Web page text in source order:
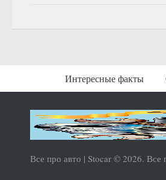
Интересные факты
Все про авто | Stocar © 2026.